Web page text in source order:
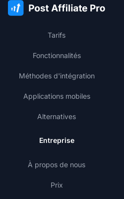
Tarifs
Fonctionnalités
Méthodes d'intégration
Applications mobiles
Alternatives
Entreprise
À propos de nous
Prix